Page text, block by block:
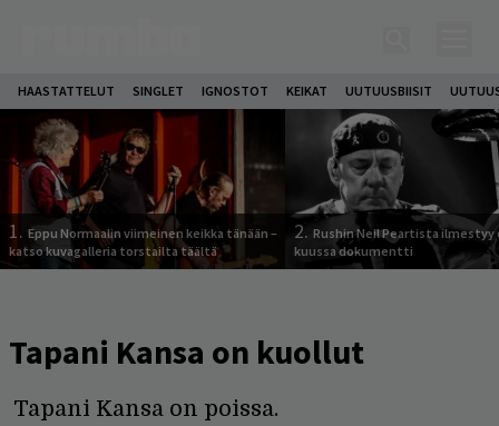
HAASTATTELUT SINGLET IGNOSTOT KEIKAT UUTUUSBIISIT
1. Eppu Normaalin viimeinen keikka tänään –
katso kuvagalleria torstailta täältä
2. Rushin Neil Peartista ilmestyy
kuussa dokumentti
Tapani Kansa on kuollut
Tapani Kansa on poissa.